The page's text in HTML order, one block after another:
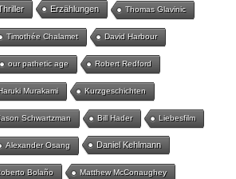
Erzählungen Thomas Glavinic
Timothée Chalamet David Harbour
our pathetic age Robert Redford
Murakami Kurzgeschichten
Schwartzman Bill Hader Liebesfilm
Alexander Osang Daniel Kehlmann
Bolaño Matthew McConaughey